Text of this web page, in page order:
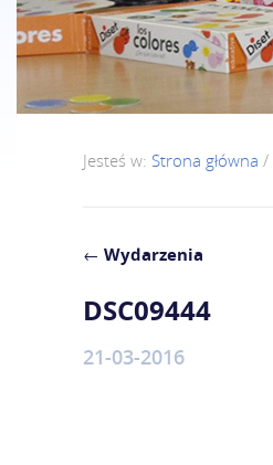
Jesteś w: Strona główna /
← Wydarzenia
DSC09444
21-03-2016